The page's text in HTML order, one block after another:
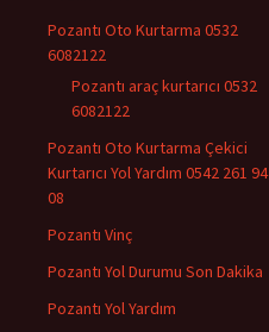
Pozantı Oto Kurtarma 0532
6082122
Pozantı araç kurtarıcı 0532
6082122
Pozantı Oto Kurtarma Çekici
Kurtarıcı Yol Yardım 0542 261 94
08
Pozantı Vinç
Pozantı Yol Durumu Son Dakika
Pozantı Yol Yardım